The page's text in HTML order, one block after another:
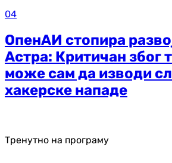
04
ОпенАИ стопира
Астра: Критичан због
може сам да изводи
хакерске нападе
Тренутно на програму